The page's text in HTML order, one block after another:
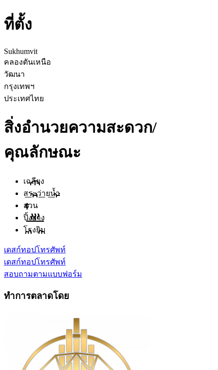
ที่ตั้ง
Sukhumvit
คลองตันเหนือ
วัฒนา
กรุงเทพฯ
ประเทศไทย
สิ่งอำนวยความสะดวก/
คุณลักษณะ
เฉลียง
สระว่ายน้ำ
สวน
ปิ้งย่าง
โรงยิม
เดสก์ทอปโทรศัพท์
เดสก์ทอปโทรศัพท์
สอบถามตามแบบฟอร์ม
ทำการตลาดโดย